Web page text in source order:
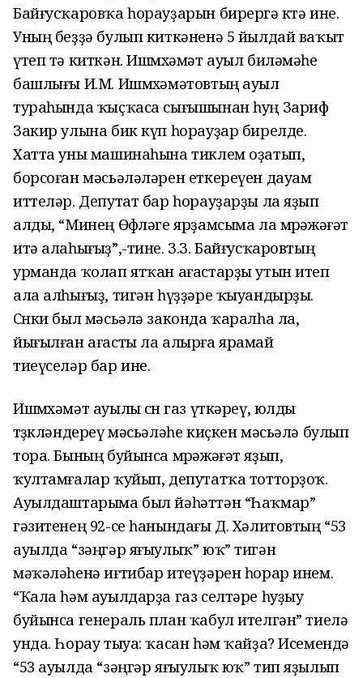
Байғусҡаровҡа һорауҙарын бирергә көтә ине.
Уның беҙҙә булып киткәненә 5 йылдай ваҡыт
үтеп тә киткән. Ишмөхәмәт ауыл биләмәһе
башлығы И.М. Ишмөхәмәтовтың ауыл
тураһында ҡыҫҡаса сығышынан һуң Зариф
Закир улына бик күп һорауҙар бирелде.
Хатта уны машинаһына тиклем оҙатып,
борсоған мәсьәләләрен еткереүен дауам
иттеләр. Депутат бар һорауҙарҙы ла яҙып
алды, “Минең Өфөләге ярҙамсыма ла мөрәжәғәт
итә алаһығыҙ”,-тине. З.З. Байғусҡаровтың
урманда ҡолап ятҡан ағастарҙы утын итеп
ала алһығыҙ, тигән һүҙҙәре ҡыуандырҙы.
Сөнки был мәсьәлә законда ҡаралһа ла,
йығылған ағасты ла алырға ярамай
тиеүселәр бар ине.
Ишмөхәмәт ауылы өсөн газ үткәреү, юлды
төҙөкләндереү мәсьәләһе киҫкен мәсьәлә булып
тора. Бының буйынса мөрәжәғәт яҙып,
ҡултамғалар ҡуйып, депутатҡа тотторҙоҡ.
Ауылдаштарыма был йәһәттән “Һаҡмар”
гәзитенең 92-се һанындағы Д. Хәлитовтың “53
ауылда “зәңгәр яғыулыҡ” юҡ” тигән
мәҡәләһенә иғтибар итеүҙәрен һорар инем.
“Ҡала һәм ауылдарҙа газ селтәре һуҙыу
буйынса генераль план ҡабул ителгән” тиелә
унда. Һорау тыуа: ҡасан һәм ҡайҙа? Исемендә
“53 ауылда “зәңгәр яғыулыҡ юҡ” тип яҙылып